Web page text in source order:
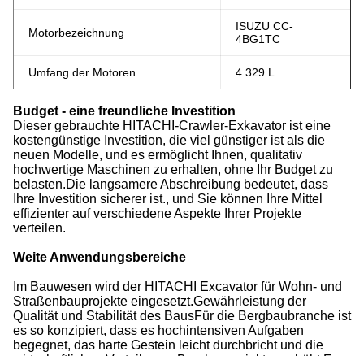
Motorbezeichnung
ISUZU CC-
4BG1TC
Umfang der Motoren 4.329 L
Budget - eine freundliche Investition
Dieser gebrauchte HITACHI-Crawler-Exkavator ist eine
kostengünstige Investition, die viel günstiger ist als die
neuen Modelle, und es ermöglicht Ihnen, qualitativ
hochwertige Maschinen zu erhalten, ohne Ihr Budget zu
belasten.Die langsamere Abschreibung bedeutet, dass
Ihre Investition sicherer ist., und Sie können Ihre Mittel
effizienter auf verschiedene Aspekte Ihrer Projekte
verteilen.
Weite Anwendungsbereiche
Im Bauwesen wird der HITACHI Excavator für Wohn- und
Straßenbauprojekte eingesetzt.Gewährleistung der
Qualität und Stabilität des BausFür die Bergbaubranche ist
es so konzipiert, dass es hochintensiven Aufgaben
begegnet, das harte Gestein leicht durchbricht und die